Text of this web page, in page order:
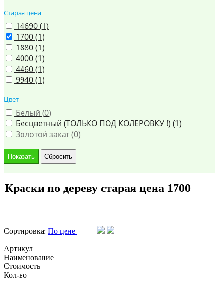
Старая цена
14690 (1)
1700 (1)
1880 (1)
4000 (1)
4460 (1)
9940 (1)
Цвет
Белый (0)
Бесцветный (ТОЛЬКО ПОД КОЛЕРОВКУ !) (1)
Золотой закат (0)
Краски по дереву старая цена 1700
Сортировка: По цене
Артикул
Наименование
Стоимость
Кол-во